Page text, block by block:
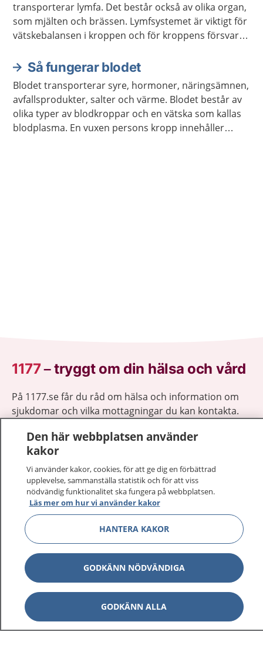
transporterar lymfa. Det består också av olika organ,
som mjälten och brässen. Lymfsystemet är viktigt för
vätskebalansen i kroppen och för kroppens försvar
Så fungerar blodet
Blodet transporterar syre, hormoner, näringsämnen,
avfallsprodukter, salter och värme. Blodet består av
olika typer av blodkroppar och en vätska som kallas
blodplasma. En vuxen persons kropp innehåller
1177–tryggt om din hälsa och vård
På 1177.se får du råd om hälsa och information om
sjukdomar och vilka mottagningar du kan kontakta.
vårdärenden. Ring telefonnummer 1177 för
sjukvårdsrådgivning dygnet runt.
1177 ger dig råd när du vill må bättre.
1177 på flera språk Visa
Om 1177 Visa
Kontakt Visa
Den här webbplatsen använder
kakor
Vi använder kakor, cookies, för att ge dig en förbättrad
upplevelse, sammanställa statistik och för att viss
nödvändig funktionalitet ska fungera på webbplatsen.
Läs mer om hur vi använder kakor
HANTERA KAKOR
GODKÄNN NÖDVÄNDIGA
GODKÄNN ALLA